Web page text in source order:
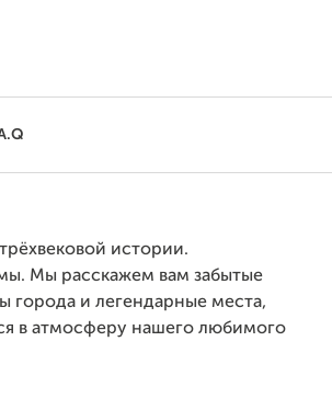
истории.
Мы расскажем вам забытые
города и легендарные места,
в атмосферу нашего любимого